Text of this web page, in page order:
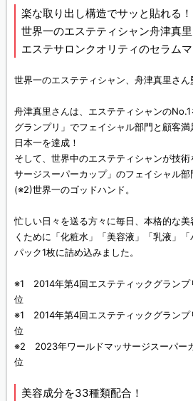
楽な取り出し構造でサッと貼れる！
世界一のエステティシャン舟津真
エステサロンクオリティのセラム
世界一のエステティシャン、舟津真里さん
舟津真里さんは、エステティシャンの
グランプリ」でフェイシャル部門と顧客
日本一を達成！
そして、世界中のエステティシャンが技
サージスーパーカップ」のフェイシャル
(※2)世界一のゴッドハンド。
忙しい日々を送る方々に毎日、本格的な
くために「化粧水」「美容液」「乳液」
パック1枚に詰め込みました。
※1 2014年第4回エステティックグランプ
位
※1 2014年第4回エステティックグランプ
位
※2 2023年ワールドマッサージスーパー
位
美容成分を33種類配合！